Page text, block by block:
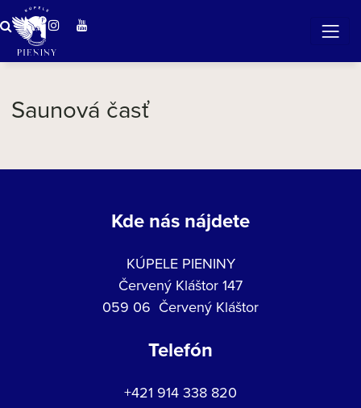
zaslúžite si oddych
Saunová časť
Kde nás nájdete
KÚPELE PIENINY
Červený Kláštor 147
059 06 Červený Kláštor
Telefón
+421 914 338 820